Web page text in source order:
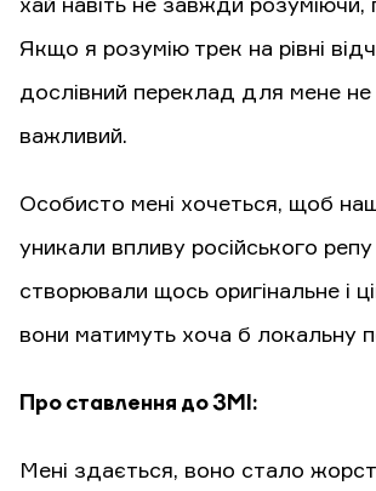
хай навіть не завжди розуміючи,
Якщо я розумію трек на рівні
дослівний переклад для мене не
важливий.
Особисто мені хочеться, щоб
уникали впливу російського репу
створювали щось оригінальне і
вони матимуть хоча б локальну
Про ставлення до ЗМІ:
Мені здається, воно стало